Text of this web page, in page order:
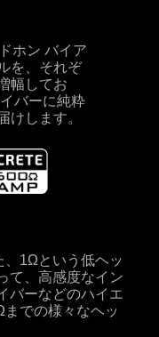
ホン バイア
を、それぞ
幅してお
バーに純粋
けします。
、1Ωという低ヘッ
て、高感度なイン
バーなどのハイエ
での様々なヘッ